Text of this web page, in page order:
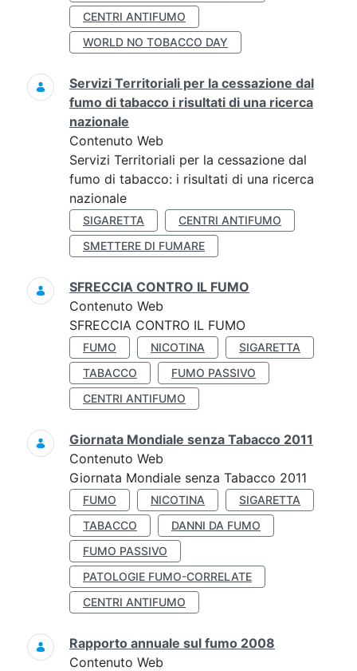
CENTRI ANTIFUMO
WORLD NO TOBACCO DAY
Servizi Territoriali per la cessazione dal
fumo di tabacco i risultati di una ricerca
nazionale
Contenuto Web
Servizi Territoriali per la cessazione dal
fumo di tabacco: i risultati di una ricerca
nazionale
SIGARETTA
CENTRI ANTIFUMO
SMETTERE DI FUMARE
SFRECCIA CONTRO IL FUMO
Contenuto Web
SFRECCIA CONTRO IL FUMO
FUMO NICOTINA
SIGARETTA
TABACCO
FUMO PASSIVO
CENTRI ANTIFUMO
Giornata Mondiale senza Tabacco 2011
Contenuto Web
Giornata Mondiale senza Tabacco 2011
FUMO NICOTINA
SIGARETTA
TABACCO
DANNI DA FUMO
FUMO PASSIVO
PATOLOGIE FUMO-CORRELATE
CENTRI ANTIFUMO
Rapporto annuale sul fumo 2008
Contenuto Web